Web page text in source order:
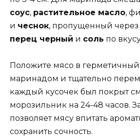
соус, растительное масло,
и чеснок, пропущенный через
перец черный и соль по
Положите мясо в герметичный
маринадом и тщательно
каждый кусочек был покрыт
морозильник на 24-48 часов.
позволяет мясу впитать
сохранить сочность.